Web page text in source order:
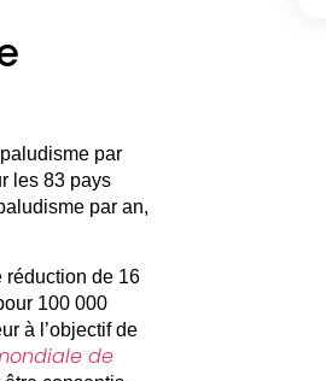
par
les 83 pays
par an,
réduction de 16
100 000
à l’objectif de
de